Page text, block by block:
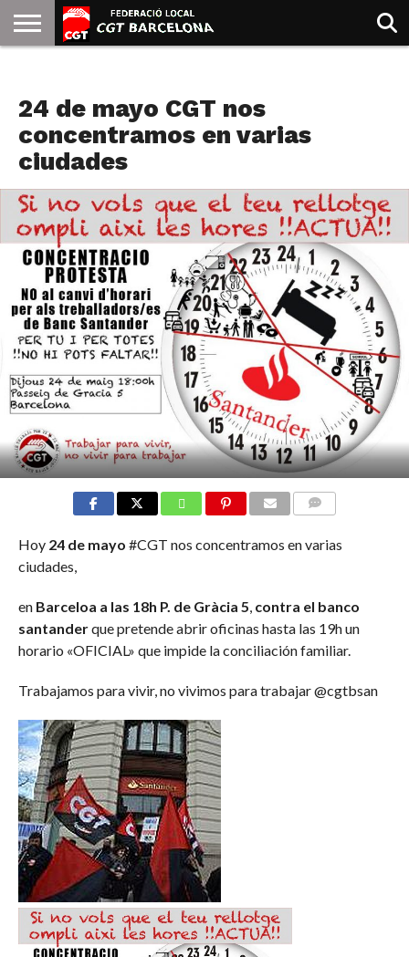
GOLDMAN
24 de mayo CGT nos
concentramos en varias
ciudades
Hoy24 de mayo #CGT nos concentramos en varias
ciudades,
en Barceloa a las 18h P. de Gràcia 5 contra el banco
santanderque pretende abrir oficinas hasta las 19h un
horario «OFICIAL» que impide la conciliación familiar.
Trabajamos para vivir, no vivimos para trabajar @cgtbsan